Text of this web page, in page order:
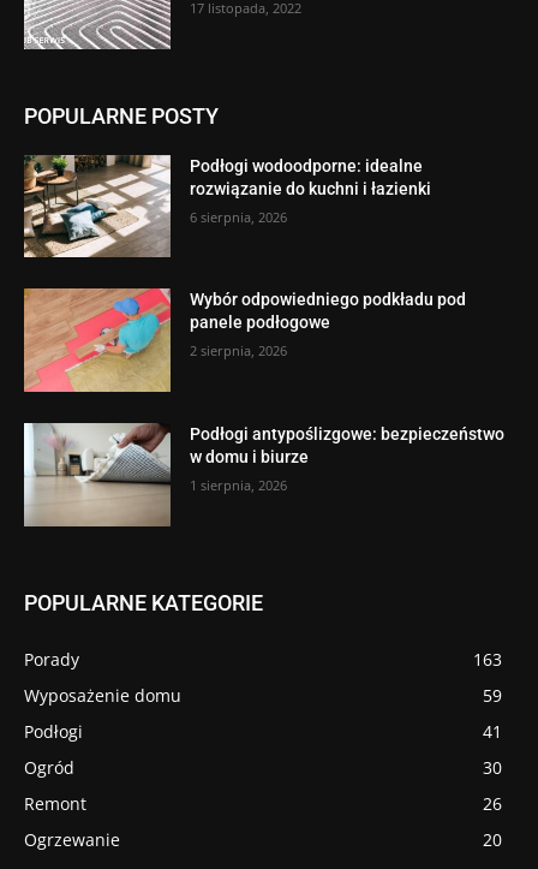
17 listopada, 2022
POPULARNE POSTY
Podłogi wodoodporne: idealne
rozwiązanie do kuchni i łazienki
6 sierpnia, 2026
Wybór odpowiedniego podkładu pod
panele podłogowe
2 sierpnia, 2026
Podłogi antypoślizgowe: bezpieczeństwo
w domu i biurze
1 sierpnia, 2026
POPULARNE KATEGORIE
Porady
163
Wyposażenie domu
59
Podłogi
41
Ogród
30
Remont
26
Ogrzewanie
20